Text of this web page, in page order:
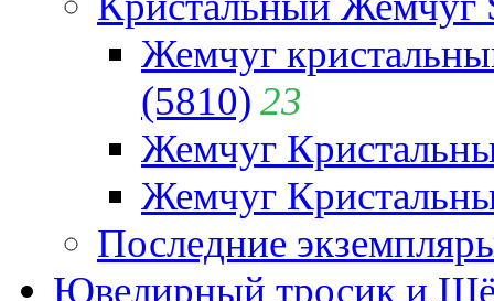
Жемчуг
(5810) 23
Жемчуг
Жемчуг
Последние
Ювелирный тросик и